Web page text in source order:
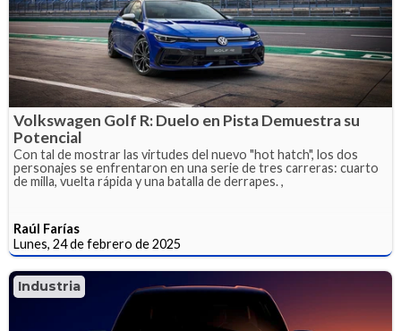
Volkswagen Golf R: Duelo en Pista Demuestra su
Potencial
Con tal de mostrar las virtudes del nuevo "hot hatch", los dos
personajes se enfrentaron en una serie de tres carreras: cuarto
de milla, vuelta rápida y una batalla de derrapes. ,
Raúl Farías
Lunes, 24 de febrero de 2025
Industria